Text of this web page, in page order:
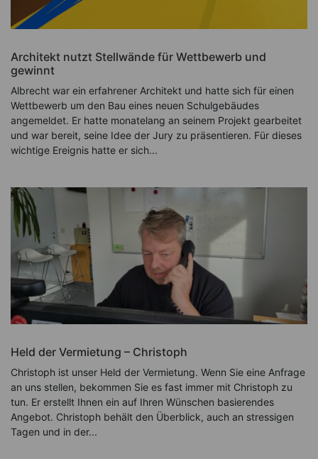
Architekt nutzt Stellwände für Wettbewerb und
gewinnt
Albrecht war ein erfahrener Architekt und hatte sich für einen
Wettbewerb um den Bau eines neuen Schulgebäudes
angemeldet. Er hatte monatelang an seinem Projekt gearbeitet
und war bereit, seine Idee der Jury zu präsentieren. Für dieses
wichtige Ereignis hatte er sich...
Held der Vermietung – Christoph
Christoph ist unser Held der Vermietung. Wenn Sie eine Anfrage
an uns stellen, bekommen Sie es fast immer mit Christoph zu
tun. Er erstellt Ihnen ein auf Ihren Wünschen basierendes
Angebot. Christoph behält den Überblick, auch an stressigen
Tagen und in der...